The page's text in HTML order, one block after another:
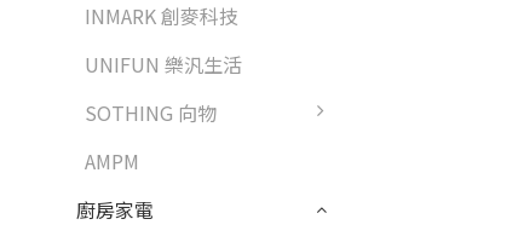
INMARK 創麥科技
UNIFUN 樂汎生活
SOTHING 向物
AMPM
廚房家電